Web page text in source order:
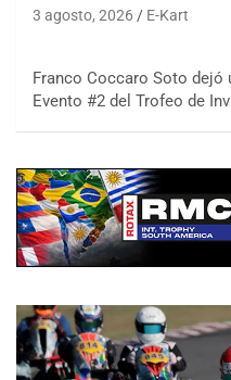
3 agosto, 2026 E-Kart
Franco Coccaro Soto dejó
Evento #2 del Trofeo de